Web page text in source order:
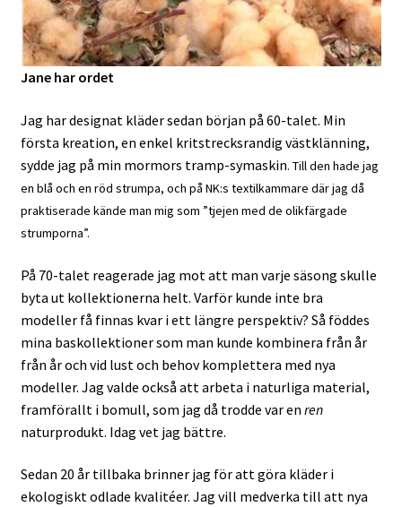
Kontakt
Tillbakablickar
Till kassan
Jane har ordet
Jag har designat kläder sedan början på 60-talet. Min
första kreation, en enkel kritstrecksrandig västklänning,
sydde jag på min mormors tramp-symaskin. Till den hade jag
en blå och en röd strumpa, och på NK:s textilkammare där jag då
praktiserade kände man mig som ”tjejen med de olikfärgade
strumporna”.
På 70-talet reagerade jag mot att man varje säsong skulle
byta ut kollektionerna helt. Varför kunde inte bra
modeller få finnas kvar i ett längre perspektiv? Så föddes
mina baskollektioner som man kunde kombinera från år
från år och vid lust och behov komplettera med nya
modeller. Jag valde också att arbeta i naturliga material,
framförallt i bomull, som jag då trodde var en ren
naturprodukt. Idag vet jag bättre.
Sedan 20 år tillbaka brinner jag för att göra kläder i
ekologiskt odlade kvalitéer. Jag vill medverka till att nya